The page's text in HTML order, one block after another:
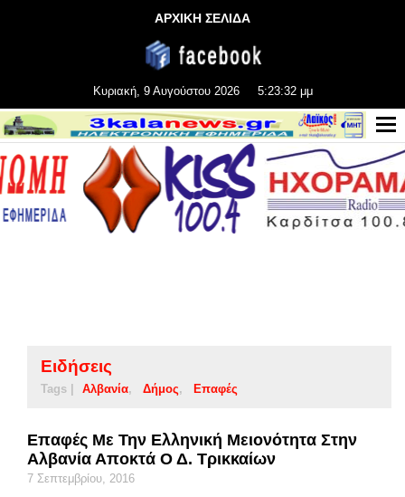
ΑΡΧΙΚΗ ΣΕΛΙΔΑ
Κυριακή, 9 Αυγούστου 2026 5:23:32 μμ
Ειδήσεις
Tags | Αλβανία Δήμος Επαφές
Επαφές Με Την Ελληνική Μειονότητα Στην
Αλβανία Αποκτά Ο Δ. Τρικκαίων
7 Σεπτεμβρίου, 2016